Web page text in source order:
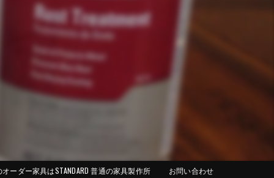
公式オンラインショップ
ご購入者様の声
Creema
ーダー家具はSTANDARD 普通の家具製作所 お問い合わせ